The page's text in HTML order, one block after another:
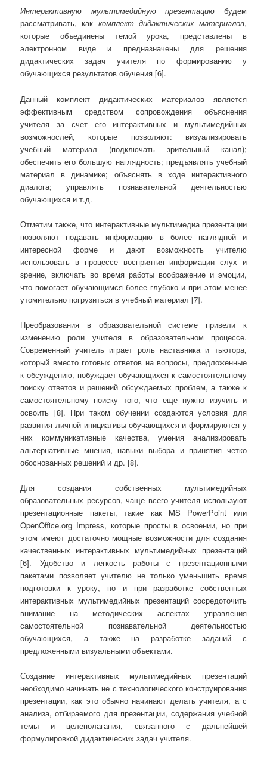
Интерактивную мультимедийную презентацию будем
рассматривать, как комплект дидактических материалов,
которые объединены темой урока, представлены в
электронном виде и предназначены для решения
дидактических задач учителя по формированию у
обучающихся результатов обучения [6].
Данный комплект дидактических материалов является
эффективным средством сопровождения объяснения
учителя за счет его интерактивных и мультимедийных
возможнослей, которые позволяют: визуализировать
учебный материал (подключать зрительный канал);
обеспечить его большую наглядность; предъявлять учебный
материал в динамике; объяснять в ходе интерактивного
диалога; управлять познавательной деятельностью
обучающихся и т.д.
Отметим также, что интерактивные мультимедиа презентации
позволяют подавать информацию в более наглядной и
интересной форме и дают возможность учителю
использовать в процессе восприятия информации слух и
зрение, включать во время работы воображение и эмоции,
что помогает обучающимся более глубоко и при этом менее
утомительно погрузиться в учебный материал [7].
Преобразования в образовательной системе привели к
изменению роли учителя в образовательном процессе.
Современный учитель играет роль наставника и тьютора,
который вместо готовых ответов на вопросы, предложенные
к обсуждению, побуждает обучающихся к самостоятельному
поиску ответов и решений обсуждаемых проблем, а также к
самостоятельному поиску того, что еще нужно изучить и
освоить [8]. При таком обучении создаются условия для
развития личной инициативы обучающихся и формируются у
них коммуникативные качества, умения анализировать
альтернативные мнения, навыки выбора и принятия четко
обоснованных решений и др. [8].
Для создания собственных мультимедийных
образовательных ресурсов, чаще всего учителя используют
презентационные пакеты, такие как MS PowerPoint или
OpenOffice.org Impress, которые просты в освоении, но при
этом имеют достаточно мощные возможности для создания
качественных интерактивных мультимедийных презентаций
[6]. Удобство и легкость работы с презентационными
пакетами позволяет учителю не только уменьшить время
подготовки к уроку, но и при разработке собственных
интерактивных мультимедийных презентаций сосредоточить
внимание на методических аспектах управления
самостоятельной познавательной деятельностью
обучающихся, а также на разработке заданий с
предложенными визуальными объектами.
Создание интерактивных мультимедийных презентаций
необходимо начинать не с технологического конструирования
презентации, как это обычно начинают делать учителя, а с
анализа, отбираемого для презентации, содержания учебной
темы и целеполагания, связанного с дальнейшей
формулировкой дидактических задач учителя.